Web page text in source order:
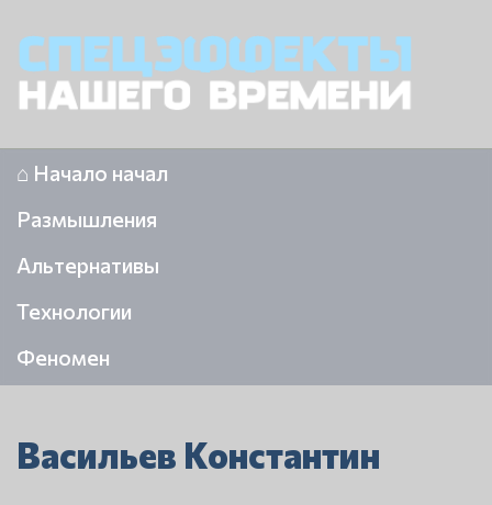
⌂ Начало начал
Размышления
Альтернативы
Технологии
Феномен
Васильев Константин